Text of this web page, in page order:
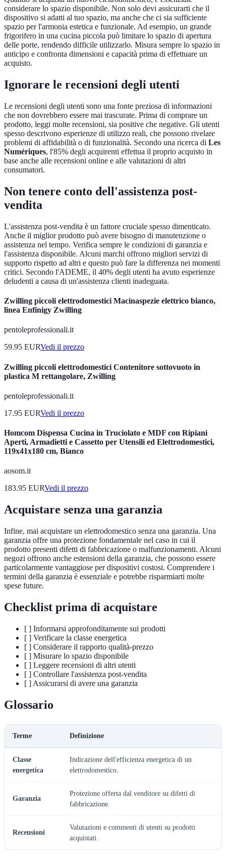
considerare lo spazio disponibile. Non solo devi assicurarti che il
dispositivo si adatti al tuo spazio, ma anche che ci sia sufficiente
spazio per l'armonia estetica e funzionale. Ad esempio, un grande
frigorifero in una cucina piccola può limitare lo spazio di apertura
delle porte, rendendo difficile utilizzarlo. Misura sempre lo spazio in
anticipo e confronta dimensioni e capacità prima di effettuare un
acquisto.
Ignorare le recensioni degli utenti
Le recensioni degli utenti sono una fonte preziosa di informazioni
che non dovrebbero essere mai trascurate. Prima di comprare un
prodotto, leggi molte recensioni, sia positive che negative. Gli utenti
spesso descrivono esperienze di utilizzo reali, che possono rivelare
problemi di affidabilità o di funzionalità. Secondo una ricerca di Les
Numériques, l'85% degli acquirenti effettua il proprio acquisto in
base anche alle recensioni online e alle valutazioni di altri
consumatori.
Non tenere conto dell'assistenza post-
vendita
L'assistenza post-vendita è un fattore cruciale spesso dimenticato.
Anche il miglior prodotto può avere bisogno di manutenzione o
assistenza nel tempo. Verifica sempre le condizioni di garanzia e
l'assistenza disponibile. Alcuni marchi offrono migliori servizi di
supporto rispetto ad altri e questo può fare la differenza nei momenti
critici. Secondo l'ADEME, il 40% degli utenti ha avuto esperienze
deludenti a causa di un'assistenza clienti inadeguata.
Zwilling piccoli elettrodomestici Macinaspezie elettrico bianco,
linea Enfinigy Zwilling
pentoleprofessionali.it
59.95 EURVedi il prezzo
Zwilling piccoli elettrodomestici Contenitore sottovuoto in
plastica M rettangolare, Zwilling
pentoleprofessionali.it
17.95 EURVedi il prezzo
Homcom Dispensa Cucina in Truciolato e MDF con Ripiani
Aperti, Armadietti e Cassetto per Utensili ed Elettrodomestici,
119x41x180 cm, Bianco
aosom.it
183.95 EURVedi il prezzo
Acquistare senza una garanzia
Infine, mai acquistare un elettrodomestico senza una garanzia. Una
garanzia offre una protezione fondamentale nel caso in cui il
prodotto presenti difetti di fabbricazione o malfunzionamenti. Alcuni
negozi offrono anche estensioni della garanzia, che possono essere
particolarmente vantaggiose per dispositivi costosi. Comprendere i
termini della garanzia è essenziale e potrebbe risparmiarti molte
spese future.
Checklist prima di acquistare
[ ] Informarsi approfonditamente sui prodotti
[ ] Verificare la classe energetica
[ ] Considerare il rapporto qualità-prezzo
[ ] Misurare lo spazio disponibile
[ ] Leggere recensioni di altri utenti
[ ] Controllare l'assistenza post-vendita
[ ] Assicurarsi di avere una garanzia
Glossario
Terme Definizione
Classe
energetica
Indicazione dell'efficienza energetica di un
elettrodomestico.
Garanzia
Protezione offerta dal venditore su difetti di
fabbricazione.
Recensioni
Valutazioni e commenti di utenti su prodotti
acquistati.